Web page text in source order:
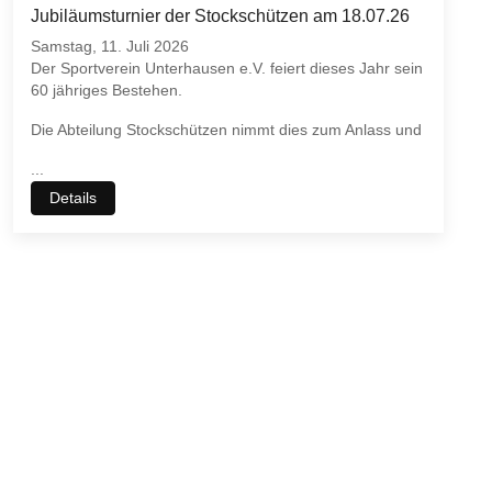
Jubiläumsturnier der Stockschützen am 18.07.26
Samstag, 11. Juli 2026
Der Sportverein Unterhausen e.V. feiert dieses Jahr sein
60 jähriges Bestehen.
Die Abteilung Stockschützen nimmt dies zum Anlass und
...
Details